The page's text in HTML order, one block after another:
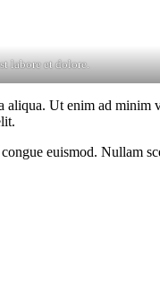
labore et dolore.
Ut enim ad
euismod. Nullam